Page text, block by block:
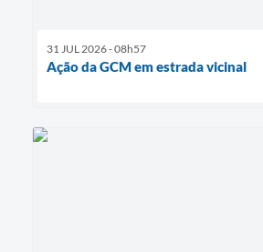
31 JUL 2026 - 08h57
Ação da GCM em estrada vicinal